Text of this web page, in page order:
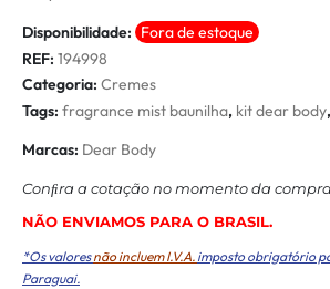
Disponibilidade: Fora de estoque
REF: 194998
Categoria: Cremes
Tags: fragrance mist baunilha, kit dear body,
Marcas: Dear Body
Conﬁra a cotação no momento da
NÃO ENVIAMOS PARA O BRASIL.
*Os valoresnão incluem I.V.A. imposto obrigatório
Paraguai.